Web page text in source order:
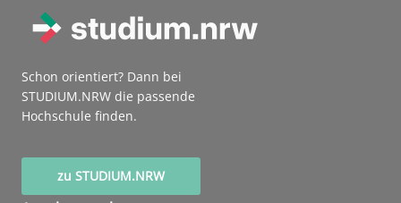
Schon orientiert? Dann bei
STUDIUM.NRW die passende
Hochschule finden.
zu STUDIUM.NRW